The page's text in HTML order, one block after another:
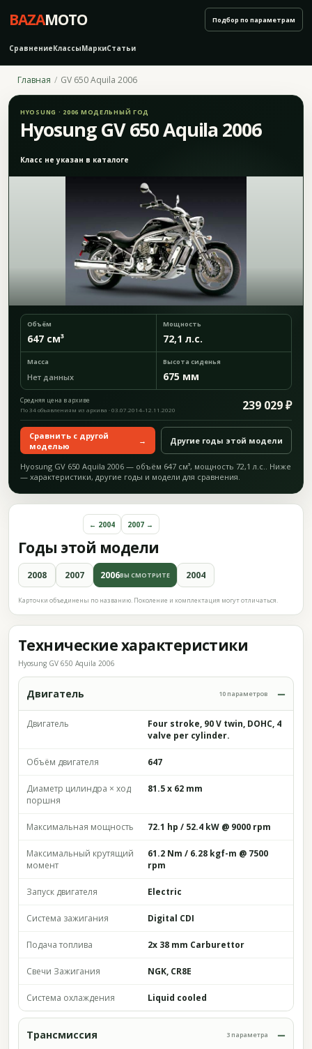
BAZAMOTO
СравнениеКлассыМаркиСтатьи
Подбор по параметрам
Главная GV 650 Aquila 2006
HYOSUNG · 2006 МОДЕЛЬНЫЙ ГОД
Hyosung GV 650 Aquila 2006
Класс не указан в каталоге
Объём
647 см³
Мощность
72,1 л.с.
Масса
Нет данных
Высота сиденья
675 мм
Средняя цена в архиве 239 029 ₽
По 34 объявлениям из архива · 03.07.2014–12.11.2020
Сравнить с другой
моделью
→ Другие годы этой модели
Hyosung GV 650 Aquila 2006 — объём 647 см³, мощность 72,1 л.с.. Ниже
— характеристики, другие годы и модели для сравнения.
Годы этой модели
← 2004 2007 →
2008 2007 2006ВЫ СМОТРИТЕ 2004
Карточки объединены по названию. Поколение и комплектация могут отличаться.
Технические характеристики
Hyosung GV 650 Aquila 2006
Двигатель 10 параметров
Двигатель
Four stroke, 90 V twin, DOHC, 4
valve per cylinder.
Объём двигателя 647
Диаметр цилиндра × ход
поршня
81.5 x 62 mm
Максимальная мощность 72.1 hp / 52.4 kW @ 9000 rpm
Максимальный крутящий
момент
61.2 Nm / 6.28 kgf-m @ 7500
rpm
Запуск двигателя Electric
Система зажигания Digital CDI
Подача топлива 2x 38 mm Carburettor
Свечи Зажигания NGK, CR8E
Система охлаждения Liquid cooled
Трансмиссия 3 параметра